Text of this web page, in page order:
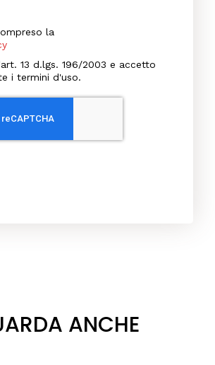
la
13 d.lgs. 196/2003 e accetto
i termini d'uso.
ANCHE